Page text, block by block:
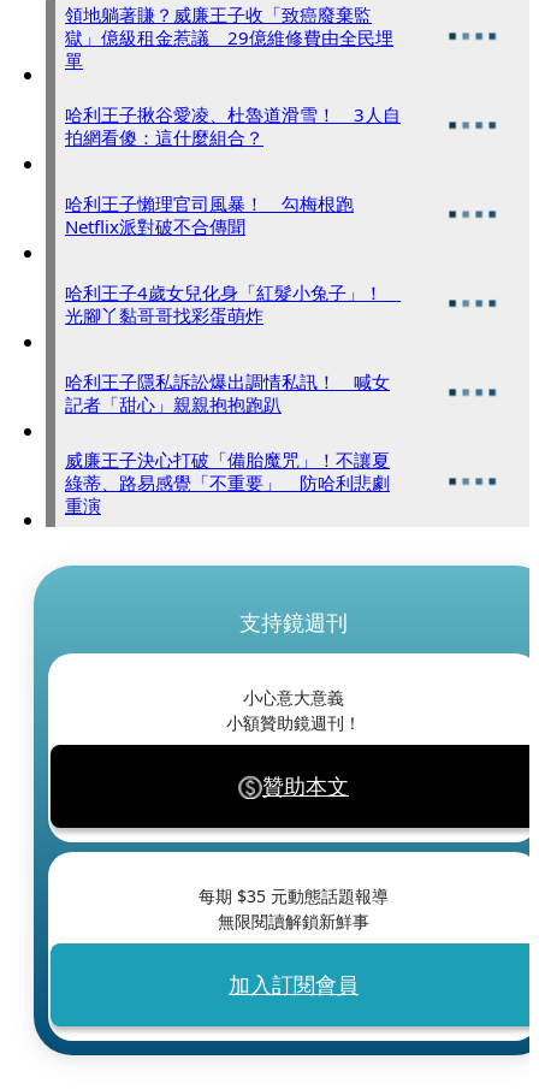
領地躺著賺？威廉王子收「致癌廢棄監
獄」億級租金惹議 29億維修費由全民埋
單
哈利王子揪谷愛凌、杜魯道滑雪！ 3人自
拍網看傻：這什麼組合？
哈利王子懶理官司風暴！ 勾梅根跑
Netflix派對破不合傳聞
哈利王子4歲女兒化身「紅髮小兔子」！
光腳丫黏哥哥找彩蛋萌炸
哈利王子隱私訴訟爆出調情私訊！ 喊女
記者「甜心」親親抱抱跑趴
威廉王子決心打破「備胎魔咒」！不讓夏
綠蒂、路易感覺「不重要」 防哈利悲劇
重演
支持鏡週刊
小心意大意義
小額贊助鏡週刊！
贊助本文
每期 $35 元動態話題報導
無限閱讀解鎖新鮮事
加入訂閱會員